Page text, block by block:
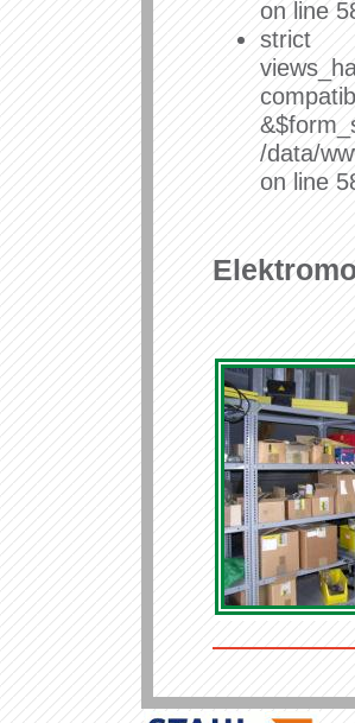
on line
/data/
on line